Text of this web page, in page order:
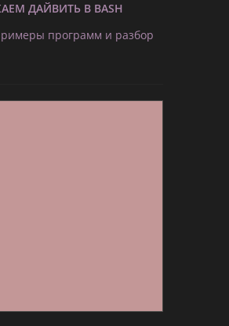
ДАЙВИТЬ В BASH
программ и разбор